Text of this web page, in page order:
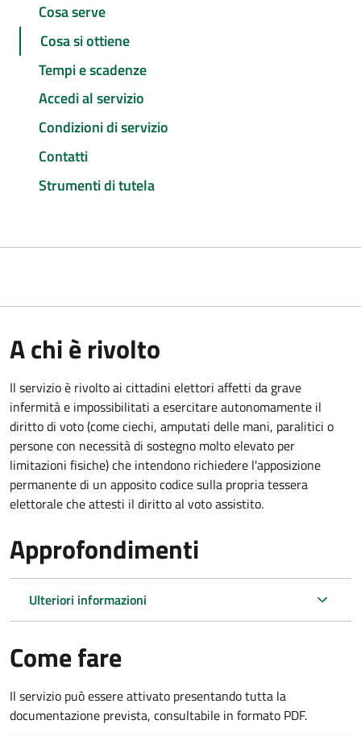
Cosa serve
Cosa si ottiene
Tempi e scadenze
Accedi al servizio
Condizioni di servizio
Contatti
Strumenti di tutela
A chi è rivolto
Il servizio è rivolto ai cittadini elettori affetti da grave
infermità e impossibilitati a esercitare autonomamente il
diritto di voto (come ciechi, amputati delle mani, paralitici o
persone con necessità di sostegno molto elevato per
limitazioni fisiche) che intendono richiedere l'apposizione
permanente di un apposito codice sulla propria tessera
elettorale che attesti il diritto al voto assistito.
Approfondimenti
Ulteriori informazioni
Come fare
Il servizio può essere attivato presentando tutta la
documentazione prevista, consultabile in formato PDF.